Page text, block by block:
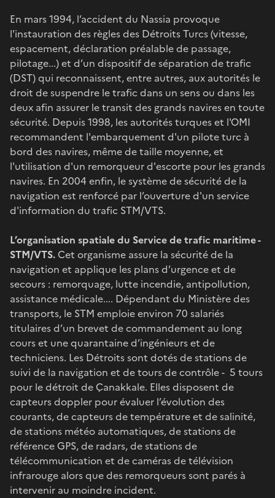
En mars 1994, l’accident du Nassia provoque
l'instauration des règles des Détroits Turcs (vitesse,
espacement, déclaration préalable de passage,
pilotage...) et d’un dispositif de séparation de trafic
(DST) qui reconnaissent, entre autres, aux autorités le
droit de suspendre le trafic dans un sens ou dans les
deux afin assurer le transit des grands navires en toute
sécurité. Depuis 1998, les autorités turques et l'OMI
recommandent l'embarquement d'un pilote turc à
bord des navires, même de taille moyenne, et
l'utilisation d'un remorqueur d'escorte pour les grands
navires. En 2004 enfin, le système de sécurité de la
navigation est renforcé par l’ouverture d'un service
d'information du trafic STM/VTS.
L’organisation spatiale du Service de trafic maritime -
STM/VTS. Cet organisme assure la sécurité de la
navigation et applique les plans d’urgence et de
secours : remorquage, lutte incendie, antipollution,
assistance médicale.... Dépendant du Ministère des
transports, le STM emploie environ 70 salariés
titulaires d’un brevet de commandement au long
cours et une quarantaine d’ingénieurs et de
techniciens. Les Détroits sont dotés de stations de
suivi de la navigation et de tours de contrôle - 5 tours
pour le détroit de Çanakkale. Elles disposent de
capteurs doppler pour évaluer l’évolution des
courants, de capteurs de température et de salinité,
de stations météo automatiques, de stations de
référence GPS, de radars, de stations de
télécommunication et de caméras de télévision
infrarouge alors que des remorqueurs sont parés à
intervenir au moindre incident.